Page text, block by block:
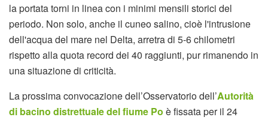
la portata torni in linea con i minimi mensili storici del
periodo. Non solo, anche il cuneo salino, cioè l'intrusione
dell'acqua del mare nel Delta, arretra di 5-6 chilometri
rispetto alla quota record dei 40 raggiunti, pur rimanendo in
una situazione di criticità.
La prossima convocazione dell’Osservatorio dell’Autorità
di bacino distrettuale del fiume Po è fissata per il 24